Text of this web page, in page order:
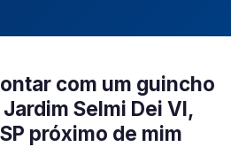
com um guincho
Selmi Dei VI,
próximo de mim